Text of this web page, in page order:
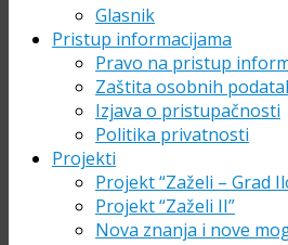
Glasnik
Pristup informacijama
Pravo na pristup
Zaštita osobnih
Izjava o pristupačnosti
Politika privatnosti
Projekti
Projekt “Zaželi – Grad
Projekt “Zaželi II”
Nova znanja i nove